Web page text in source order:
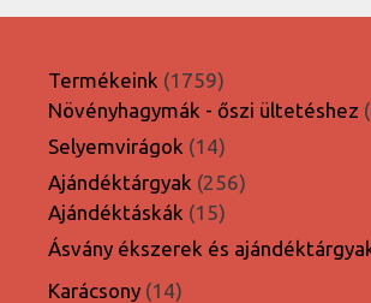
Termékeink 17591759
termék
Növényhagymák - őszi ültetéshez
Selyemvirágok 1414
termék
Ajándéktárgyak 256256
Ajándéktáskák 1515
termék
Ásvány ékszerek és
Karácsony 1414